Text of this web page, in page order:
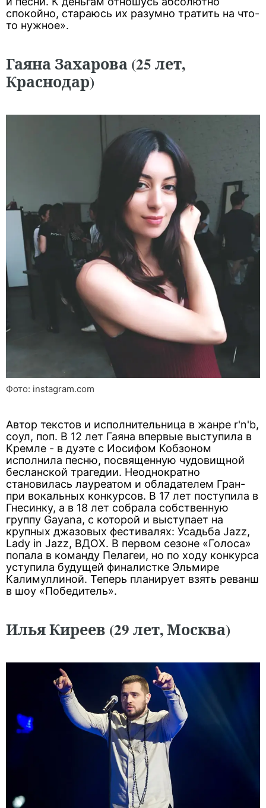
спокойно, стараюсь их разумно тратить на что-
то нужное».
Гаяна Захарова (25 лет,
Краснодар)
Фото: instagram.com
Автор текстов и исполнительница в жанре r'n'b,
соул, поп. В 12 лет Гаяна впервые выступила в
Кремле - в дуэте с Иосифом Кобзоном
исполнила песню, посвященную чудовищной
бесланской трагедии. Неоднократно
становилась лауреатом и обладателем Гран-
при вокальных конкурсов. В 17 лет поступила в
Гнесинку, а в 18 лет собрала собственную
группу Gayana, с которой и выступает на
крупных джазовых фестивалях: Усадьба Jazz,
Lady in Jazz, ВДОХ. В первом сезоне «Голоса»
попала в команду Пелагеи, но по ходу конкурса
уступила будущей финалистке Эльмире
Калимуллиной. Теперь планирует взять реванш
в шоу «Победитель».
Илья Киреев (29 лет, Москва)